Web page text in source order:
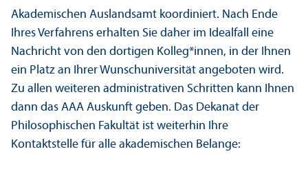
Akademischen Auslands­amt koordiniert. Nach Ende
Ihres Verfahrens erhalten Sie daher im Idealfall eine
Nachricht von den dortigen Kolleg*innen, in der Ihnen
ein Platz an Ihrer Wunsch­universität angeboten wird.
Zu allen weiteren administrativen Schritten kann Ihnen
dann das AAA Auskunft geben. Das Dekanat der
Philosophischen Fakultät ist weiterhin Ihre
Kontaktstelle für alle akademischen Belange: